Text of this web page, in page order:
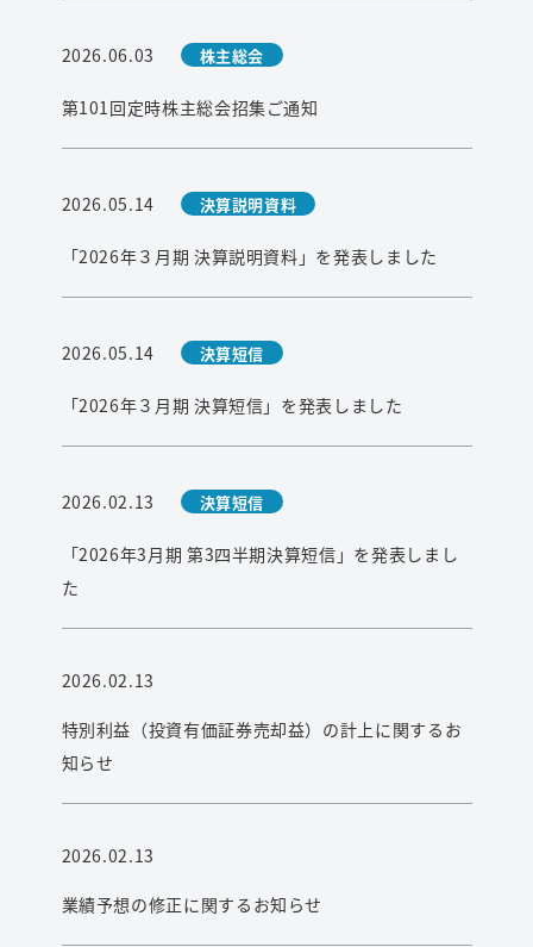
2026.06.03 株主総会
第101回定時株主総会招集ご通知
2026.05.14 決算説明資料
「2026年３月期 決算説明資料」を発表しました
2026.05.14 決算短信
「2026年３月期 決算短信」を発表しました
2026.02.13 決算短信
「2026年3月期 第3四半期決算短信」を発表しまし
た
2026.02.13
特別利益（投資有価証券売却益）の計上に関するお
知らせ
2026.02.13
業績予想の修正に関するお知らせ